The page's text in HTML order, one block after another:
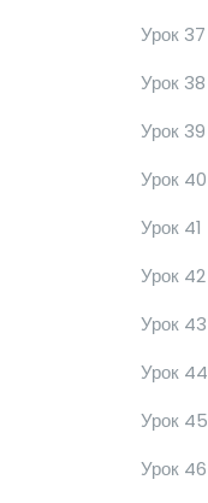
Урок 37
Урок 38
Урок 39
Урок 40
Урок 41
Урок 42
Урок 43
Урок 44
Урок 45
Урок 46